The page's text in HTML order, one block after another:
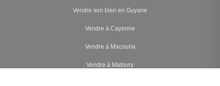
Vendre son bien en Guyane
Vendre à Cayenne
Vendre à Macouria
Vendre à Matoury